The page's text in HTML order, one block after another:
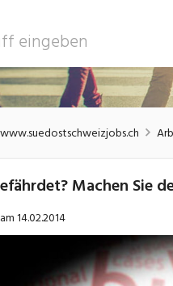
- 13 Antworten
/ Rekrutierung
www.suedostschweizjobs.ch
Machen Sie
14.02.2014